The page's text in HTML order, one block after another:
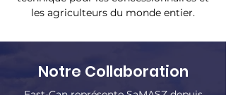
les agriculteurs du monde entier.
Notre Collaboration